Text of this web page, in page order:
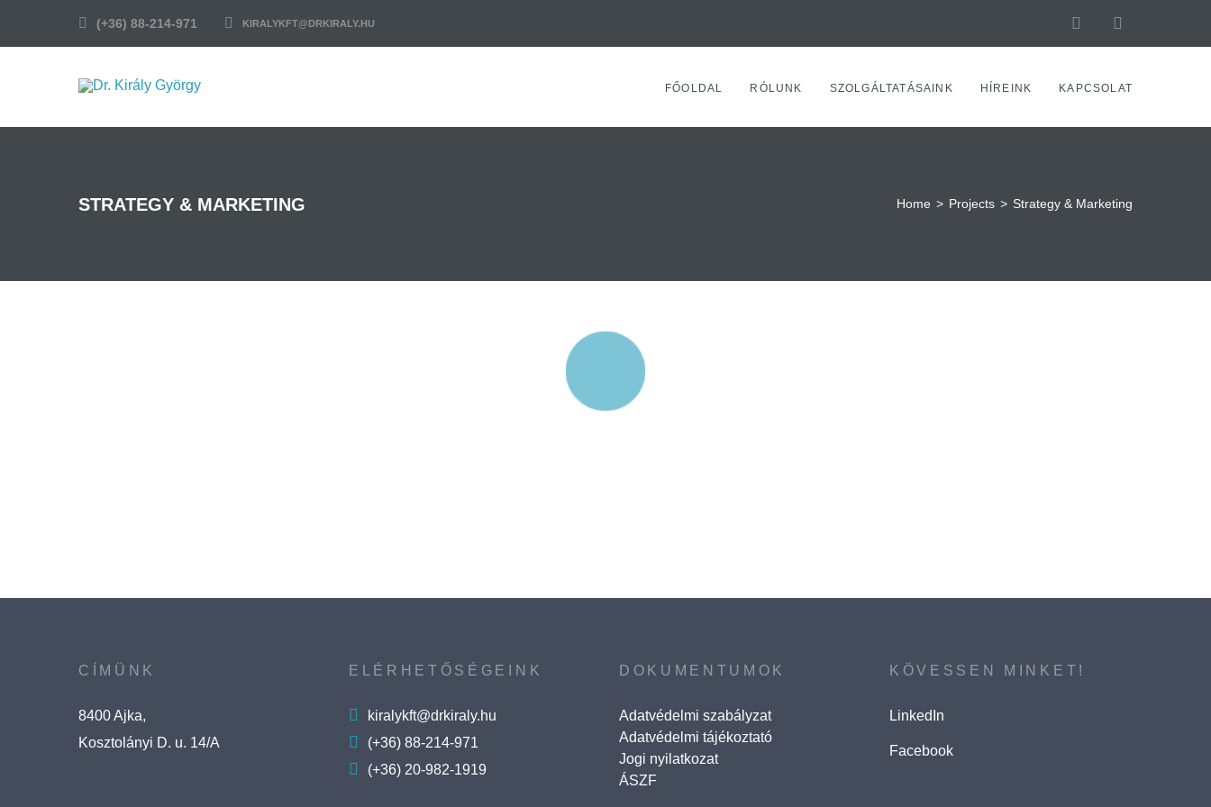
(+36) 88-214-971 KIRALYKFT@DRKIRALY.HU
FŐOLDAL RÓLUNK SZOLGÁLTATÁSAINK HÍREINK KAPCSOLAT
STRATEGY & MARKETING Home > Projects > Strategy & Marketing
CÍMÜNK
8400 Ajka,
Kosztolányi D. u. 14/A
ELÉRHETŐSÉGEINK
kiralykft@drkiraly.hu
(+36) 88-214-971
(+36) 20-982-1919
DOKUMENTUMOK
Adatvédelmi szabályzat
Adatvédelmi tájékoztató
Jogi nyilatkozat
ÁSZF
KÖVESSEN MINKET!
LinkedIn
Facebook